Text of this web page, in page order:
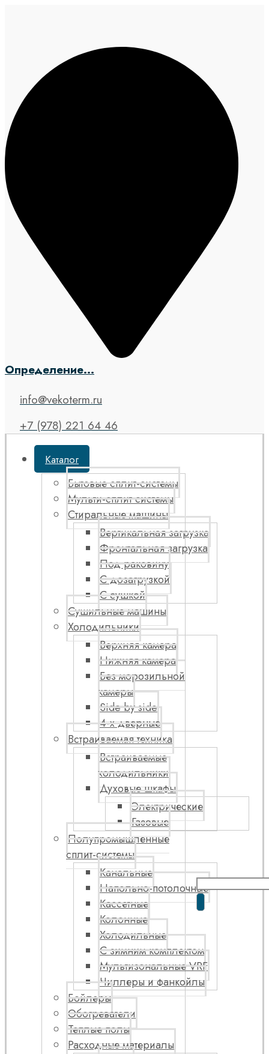
Определение...
info@vekoterm.ru
+7 (978) 221 64 46
Каталог
Бытовые сплит-системы
Мульти-сплит системы
Стиральные машины
Вертикальная загрузка
Фронтальная загрузка
Под раковину
С дозагрузкой
С сушкой
Сушильные машины
Холодильники
Верхняя камера
Нижняя камера
Без морозильной
камеры
Side by side
4-х дверные
Встраиваемая техника
Встраиваемые
холодильники
Духовые шкафы
Электрические
Газовые
Полупромышленные
сплит-системы
Канальные
Напольно-потолочные
Кассетные
Колонные
Холодильные
С зимним комплектом
Мультизональные VRF
Чиллеры и фанкойлы
Бойлеры
Обогреватели
Теплые полы
Расходные материалы